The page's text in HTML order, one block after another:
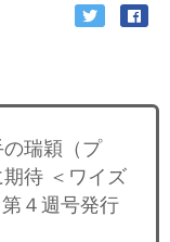
瑞穎（プ
待 ＜ワイズ
４週号発行